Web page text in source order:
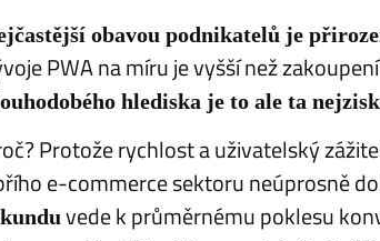
obavou podnikatelů je
PWA na míru je vyšší než
hlediska je to ale ta
Protože rychlost a uživatelský
e-commerce sektoru neúprosně
vede k průměrnému poklesu